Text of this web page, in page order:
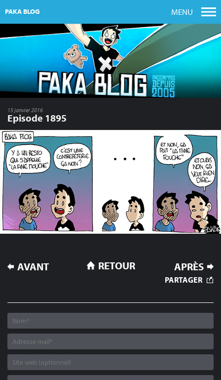
PAKA BLOG MENU
15 janvier 2016
Episode 1895
NAVIGATION
DE
AVANT APRÈS
RETOUR
PARTAGER